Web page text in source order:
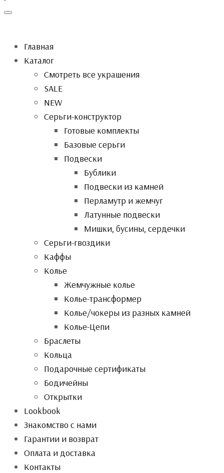
Toggle
Главная
Каталог
Смотреть все украшения
SALE
NEW
Серьги-конструктор
Готовые комплекты
Базовые серьги
Подвески
Бублики
Подвески из камней
Перламутр и жемчуг
Латунные подвески
Мишки, бусины, сердечки
Серьги-гвоздики
Каффы
Колье
Жемчужные колье
Колье-трансформер
Колье/чокеры из разных камней
Колье-Цепи
Браслеты
Кольца
Подарочные сертификаты
Бодичейны
Открытки
Lookbook
Знакомство с нами
Гарантии и возврат
Оплата и доставка
Контакты